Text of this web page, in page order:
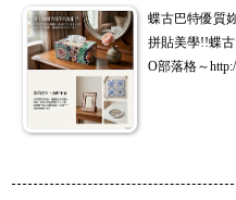
蝶古巴特優質
拼貼美學!!蝶
O部落格～